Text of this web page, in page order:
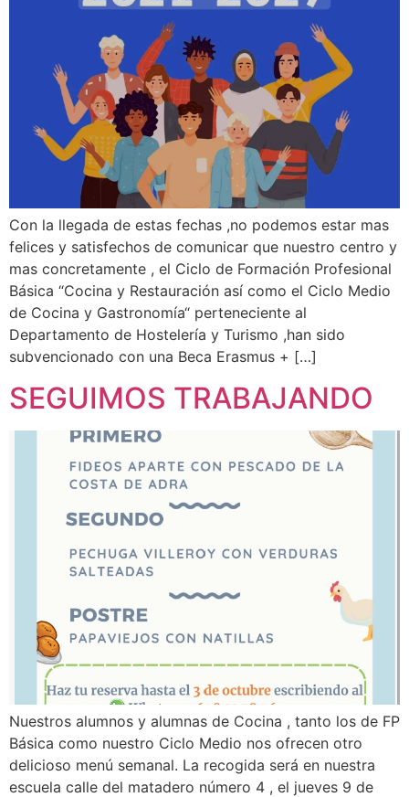
Con la llegada de estas fechas ,no podemos estar mas
felices y satisfechos de comunicar que nuestro centro y
mas concretamente , el Ciclo de Formación Profesional
Básica “Cocina y Restauración así como el Ciclo Medio
de Cocina y Gastronomía“ perteneciente al
Departamento de Hostelería y Turismo ,han sido
subvencionado con una Beca Erasmus + […]
SEGUIMOS TRABAJANDO
Nuestros alumnos y alumnas de Cocina , tanto los de FP
Básica como nuestro Ciclo Medio nos ofrecen otro
delicioso menú semanal. La recogida será en nuestra
escuela calle del matadero número 4 , el jueves 9 de